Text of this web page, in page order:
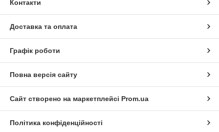
Контакти
Доставка та оплата
Графік роботи
Повна версія сайту
Сайт створено на маркетплейсі Prom.ua
Політика конфіденційності